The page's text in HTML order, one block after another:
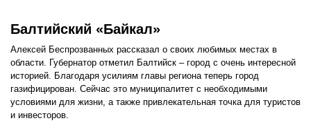
Балтийский «Байкал»
Алексей Беспрозванных рассказал о своих любимых местах в
области. Губернатор отметил Балтийск – город с очень интересной
историей. Благодаря усилиям главы региона теперь город
газифицирован. Сейчас это муниципалитет с необходимыми
условиями для жизни, а также привлекательная точка для туристов
и инвесторов.